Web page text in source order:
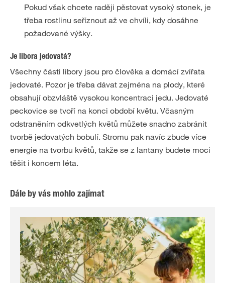
Pokud však chcete raději pěstovat vysoký stonek, je
třeba rostlinu seříznout až ve chvíli, kdy dosáhne
požadované výšky.
Je libora jedovatá?
Všechny části libory jsou pro člověka a domácí zvířata
jedovaté. Pozor je třeba dávat zejména na plody, které
obsahují obzvláště vysokou koncentraci jedu. Jedovaté
peckovice se tvoří na konci období květu. Včasným
odstraněním odkvetlých květů můžete snadno zabránit
tvorbě jedovatých bobulí. Stromu pak navíc zbude více
energie na tvorbu květů, takže se z lantany budete moci
těšit i koncem léta.
Dále by vás mohlo zajímat